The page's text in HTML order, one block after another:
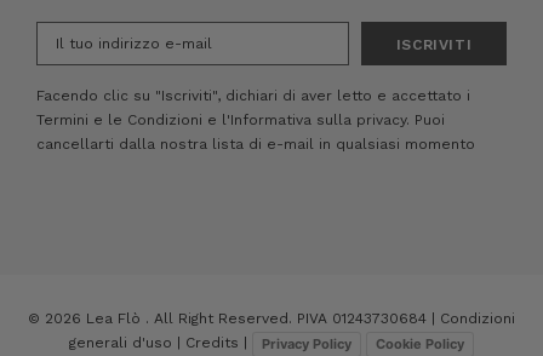
Facendo clic su "Iscriviti", dichiari di aver letto e accettato i
Termini e le Condizioni e l'Informativa sulla privacy. Puoi
cancellarti dalla nostra lista di e-mail in qualsiasi momento
© 2026 Lea Flò . All Right Reserved. PIVA 01243730684 | Condizioni
generali d'uso
Credits Privacy Policy Cookie Policy